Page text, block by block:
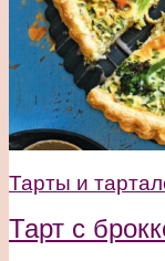
Тарты и
Тарт с